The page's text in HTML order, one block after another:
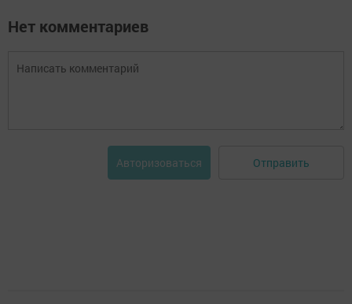
Нет комментариев
Авторизоваться Отправить